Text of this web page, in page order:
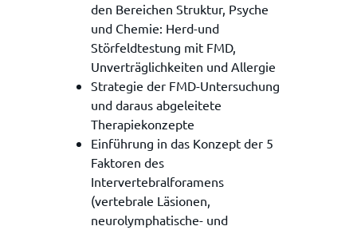
den Bereichen Struktur, Psyche
und Chemie: Herd-und
Störfeldtestung mit FMD,
Unverträglichkeiten und Allergie
Strategie der FMD-Untersuchung
und daraus abgeleitete
Therapiekonzepte
Einführung in das Konzept der 5
Faktoren des
Intervertebralforamens
(vertebrale Läsionen,
neurolymphatische- und